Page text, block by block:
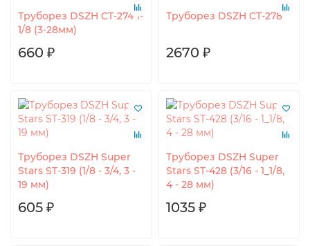
Труборез DSZH CT-274 1-
1/8 (3-28мм)
660 ₽
Труборез DSZH CT-278
2670 ₽
Труборез DSZH Super
Stars ST-319 (1/8 - 3/4, 3 -
19 мм)
605 ₽
Труборез DSZH Super
Stars ST-428 (3/16 - 1_1/8,
4 - 28 мм)
1035 ₽